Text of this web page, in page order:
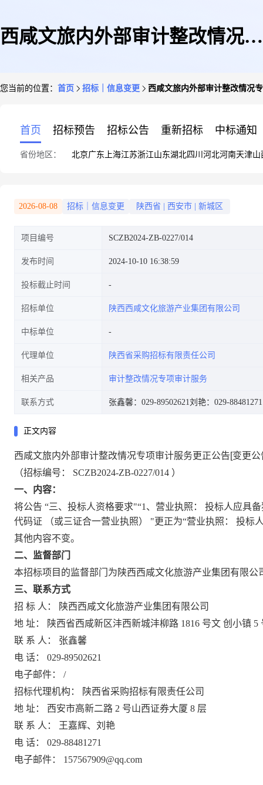
西咸文旅内外部审计整改情况专
您当前的位置： 首页 招标｜信息变更 西咸文旅内外部审计整改情况
首页 招标预告 招标公告 重新招标 中标通知
省份地区： 北京广东 上海江苏浙江山东湖北四川 河北河南天津山
2026-08-08 招标｜信息变更 陕西省 西安市 新城区
项目编号 SCZB2024-ZB-0227/014
发布时间 2024-10-10 16:38:59
投标截止时间
招标单位 陕西西咸文化旅游产业集团有限公司
中标单位
代理单位 陕西省采购招标有限责任公司
相关产品 审计整改情况专项审计服务
联系方式 张鑫馨：029-89502621刘艳：029-88481271
正文内容
西咸文旅内外部审计整改情况专项审计服务更正公告[变更公
（招标编号： SCZB2024-ZB-0227/014 ）
一、内容：
将公告 “三、投标人资格要求"“1、营业执照： 投标人应具
代码证
（或三证合一营业执照） "更正为“营业执照： 投标
其他内容不变。
二、监督部门
本招标项目的监督部门为陕西西咸文化旅游产业集团有限公
三、联系方式
招 标 人：
陕西西咸文化旅游产业集团有限公司
地 址： 陕西省西咸新区沣西新城沣柳路 1816 号文 创小镇 5
联 系 人： 张鑫馨
电 话： 029-89502621
电子邮件： /
招标代理机构：
陕西省采购招标有限责任公司
地 址： 西安市高新二路 2 号山西证券大厦 8 层
联 系 人：
王嘉辉、刘艳
电 话： 029-88481271
电子邮件： 157567909@qq.com